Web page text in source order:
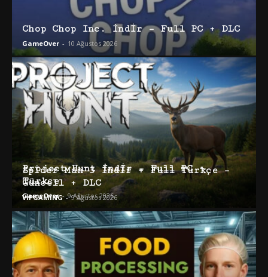
Chop Chop Inc. İndir – Full PC + DLC
GameOver - 10 Ağustos 2026
Project Hunt İndir – Full PC +
Türkçe
GameOver - 9 Ağustos 2026
Spider Man 3 İndir + Full Türkçe –
Güncell + DLC
VİPGAMİNG - 9 Ağustos 2026